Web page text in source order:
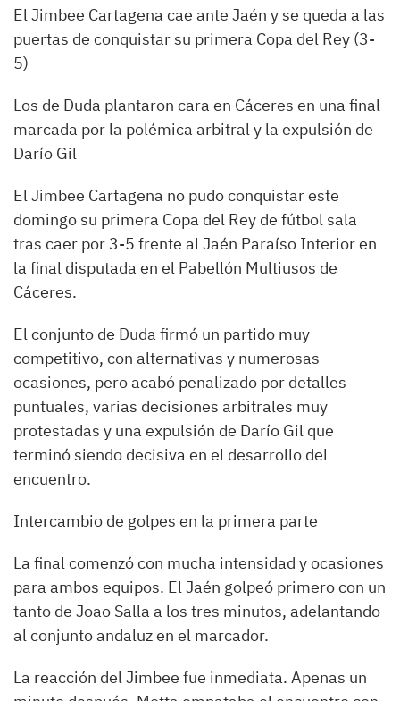
El Jimbee Cartagena cae ante Jaén y se queda a las
puertas de conquistar su primera Copa del Rey (3-
5)
Los de Duda plantaron cara en Cáceres en una final
marcada por la polémica arbitral y la expulsión de
Darío Gil
El Jimbee Cartagena no pudo conquistar este
domingo su primera Copa del Rey de fútbol sala
tras caer por 3-5 frente al Jaén Paraíso Interior en
la final disputada en el Pabellón Multiusos de
Cáceres.
El conjunto de Duda firmó un partido muy
competitivo, con alternativas y numerosas
ocasiones, pero acabó penalizado por detalles
puntuales, varias decisiones arbitrales muy
protestadas y una expulsión de Darío Gil que
terminó siendo decisiva en el desarrollo del
encuentro.
Intercambio de golpes en la primera parte
La final comenzó con mucha intensidad y ocasiones
para ambos equipos. El Jaén golpeó primero con un
tanto de Joao Salla a los tres minutos, adelantando
al conjunto andaluz en el marcador.
La reacción del Jimbee fue inmediata. Apenas un